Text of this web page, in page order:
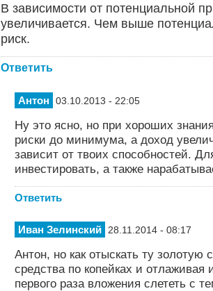
В зависимости от потенциальной
увеличивается. Чем выше
риск.
Ответить
Антон 03.10.2013 - 22:05
Ну это ясно, но при хороших
риски до минимума, а доход
зависит от твоих способностей.
инвестировать, а также
Ответить
Иван Зелинский 28.11.2014 - 08:17
Антон, но как отыскать ту золотую
средства по копейках и отлаживая
первого раза вложения слететь с